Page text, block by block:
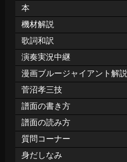
本
機材解説
歌詞和訳
演奏実況中継
漫画ブルージャイアント解説
菅沼孝三技
譜面の書き方
譜面の読み方
質問コーナー
身だしなみ